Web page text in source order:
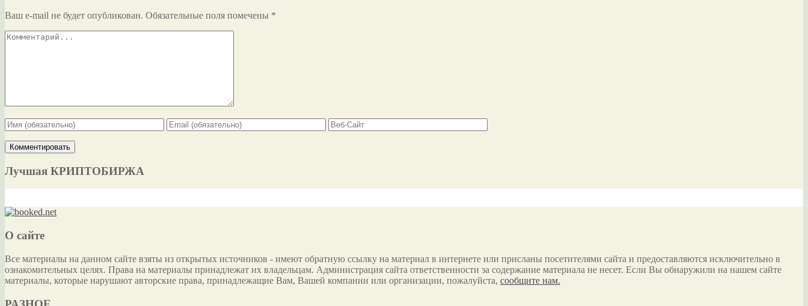
Ваш e-mail не будет опубликован. Обязательные поля помечены *
Лучшая КРИПТОБИРЖА
О сайте
Все материалы на данном сайте взяты из открытых источников - имеют обратную ссылку на материал в интернете или присланы посетителями сайта и предоставляются исключительно в
ознакомительных целях. Права на материалы принадлежат их владельцам. Администрация сайта ответственности за содержание материала не несет. Если Вы обнаружили на нашем сайте
материалы, которые нарушают авторские права, принадлежащие Вам, Вашей компании или организации, пожалуйста, сообщите нам.